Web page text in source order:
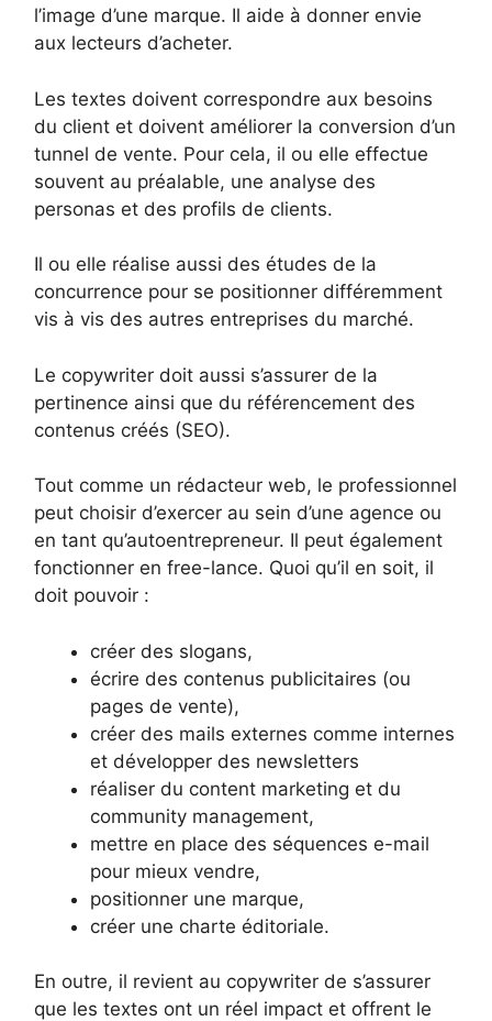
l’image d’une marque. Il aide à donner envie
aux lecteurs d’acheter.
Les textes doivent correspondre aux besoins
du client et doivent améliorer la conversion d’un
tunnel de vente. Pour cela, il ou elle effectue
souvent au préalable, une analyse des
personas et des profils de clients.
Il ou elle réalise aussi des études de la
concurrence pour se positionner différemment
vis à vis des autres entreprises du marché.
Le copywriter doit aussi s’assurer de la
pertinence ainsi que du référencement des
contenus créés (SEO).
Tout comme un rédacteur web, le professionnel
peut choisir d’exercer au sein d’une agence ou
en tant qu’autoentrepreneur. Il peut également
fonctionner en free-lance. Quoi qu’il en soit, il
doit pouvoir :
créer des slogans,
écrire des contenus publicitaires (ou
pages de vente),
créer des mails externes comme internes
et développer des newsletters
réaliser du content marketing et du
community management,
mettre en place des séquences e-mail
pour mieux vendre,
positionner une marque,
créer une charte éditoriale.
En outre, il revient au copywriter de s’assurer
que les textes ont un réel impact et offrent le